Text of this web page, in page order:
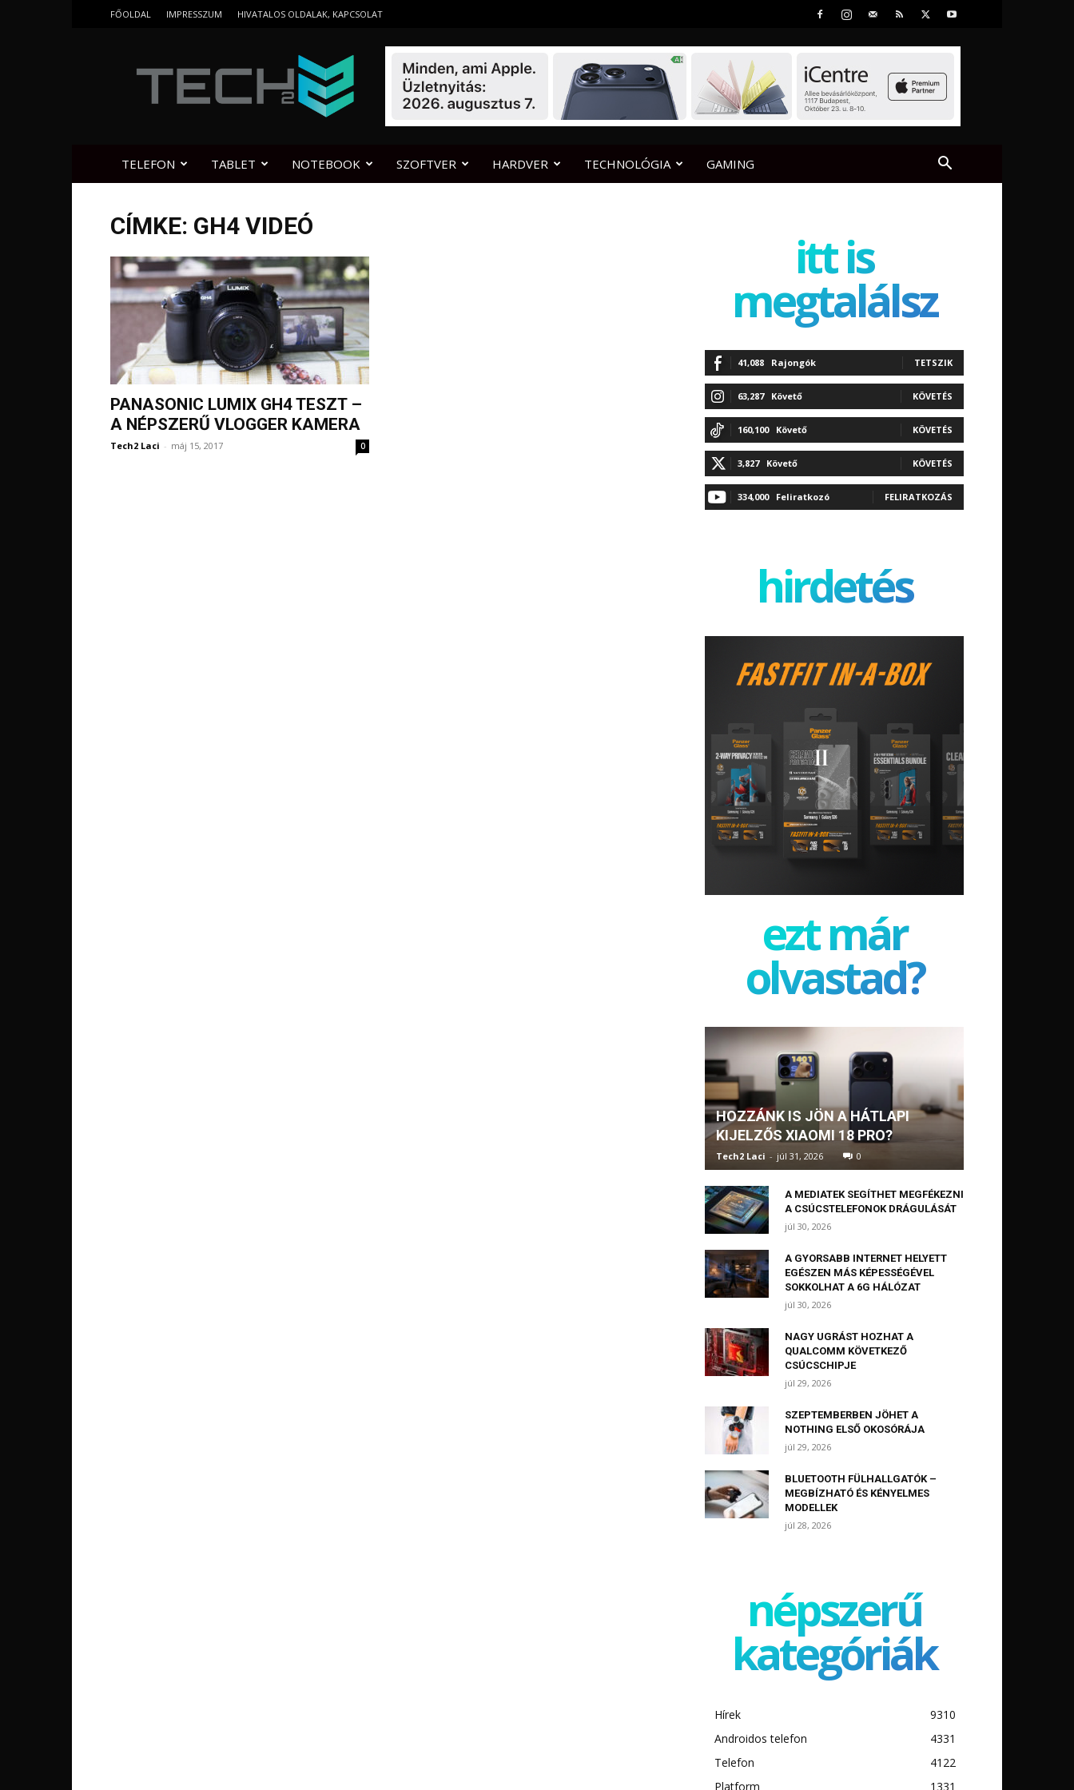
FŐOLDAL IMPRESSZUM HIVATALOS OLDALAK, KAPCSOLAT
TELEFON TABLET NOTEBOOK SZOFTVER HARDVER TECHNOLÓGIA GAMING
CÍMKE: GH4 VIDEÓ
PANASONIC LUMIX GH4 TESZT –
A NÉPSZERŰ VLOGGER KAMERA
Tech2 Laci - máj 15, 2017 0
itt is
megtalálsz
41,088 Rajongók TETSZIK
63,287 Követő KÖVETÉS
160,100 Követő KÖVETÉS
3,827 Követő KÖVETÉS
334,000 Feliratkozó FELIRATKOZÁS
hirdetés
ezt már
olvastad?
HOZZÁNK IS JÖN A HÁTLAPI
KIJELZŐS XIAOMI 18 PRO?
Tech2 Laci - júl 31, 2026 0
A MEDIATEK SEGÍTHET MEGFÉKEZNI
A CSÚCSTELEFONOK DRÁGULÁSÁT
júl 30, 2026
A GYORSABB INTERNET HELYETT
EGÉSZEN MÁS KÉPESSÉGÉVEL
SOKKOLHAT A 6G HÁLÓZAT
júl 30, 2026
NAGY UGRÁST HOZHAT A
QUALCOMM KÖVETKEZŐ
CSÚCSCHIPJE
júl 29, 2026
SZEPTEMBERBEN JÖHET A
NOTHING ELSŐ OKOSÓRÁJA
júl 29, 2026
BLUETOOTH FÜLHALLGATÓK –
MEGBÍZHATÓ ÉS KÉNYELMES
MODELLEK
júl 28, 2026
népszerű
kategóriák
Hírek
9310
Androidos telefon
4331
Telefon
4122
Platform
1331